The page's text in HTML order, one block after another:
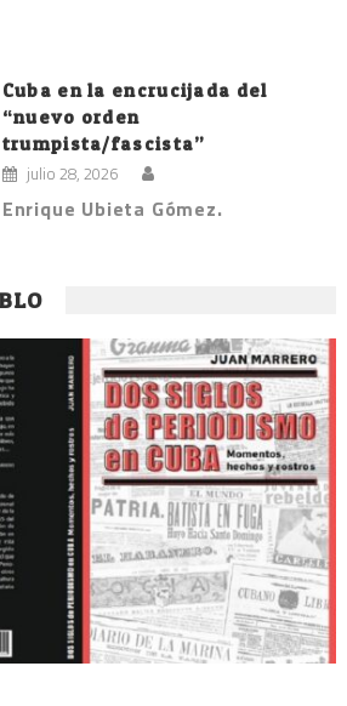
Cuba en la encrucijada del
“nuevo orden
trumpista/fascista”
julio 28, 2026
Enrique Ubieta Gómez.